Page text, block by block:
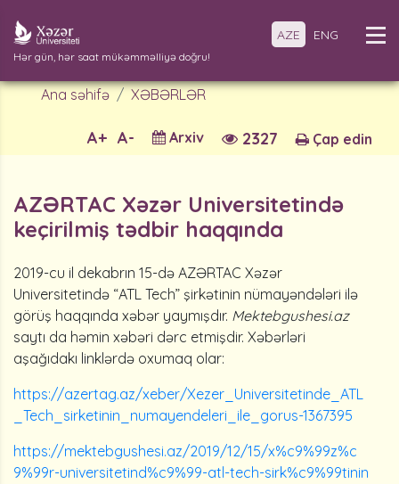
Hər gün, hər saat mükəmməlliyə doğru!
AZE ENG
Ana səhifə XƏBƏRLƏR
Çap edin
2327
Arxiv
A-
A+
AZƏRTAC Xəzər Universitetində
keçirilmiş tədbir haqqında
2019-cu il dekabrın 15-də AZƏRTAC Xəzər
Universitetində “ATL Tech” şirkətinin nümayəndələri ilə
görüş haqqında xəbər yaymışdır. Mektebgushesi.az
saytı da həmin xəbəri dərc etmişdir. Xəbərləri
aşağıdakı linklərdə oxumaq olar:
https://azertag.az/xeber/Xezer_Universitetinde_ATL
_Tech_sirketinin_numayendeleri_ile_gorus-1367395
https://mektebgushesi.az/2019/12/15/x%c9%99z%c
9%99r-universitetind%c9%99-atl-tech-sirk%c9%99tinin